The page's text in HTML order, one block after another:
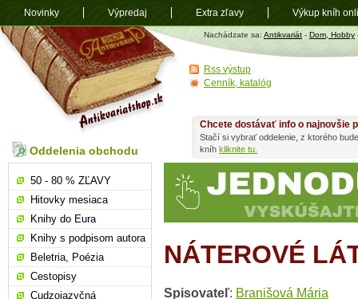
Antikvariát
shop.sk
Nachádzate sa: Antikvariát - Dom, Hobby
NÁTEROVÉ
Spisovateľ: Branišová Mária
Chcete dostávať info o najnovšie
Stačí si vybrať oddelenie, z ktorého
kníh kliknite tu.
Oddelenia obchodu
50 - 80 % ZĽAVY
Hitovky mesiaca
Knihy do Eura
Knihy s podpisom autora
Beletria, Poézia
Cestopisy
Cudzojazyčná
Rss výstup
Cenník, katalóg
Novinky Výpredaj Extra zľavy Výkup kníh